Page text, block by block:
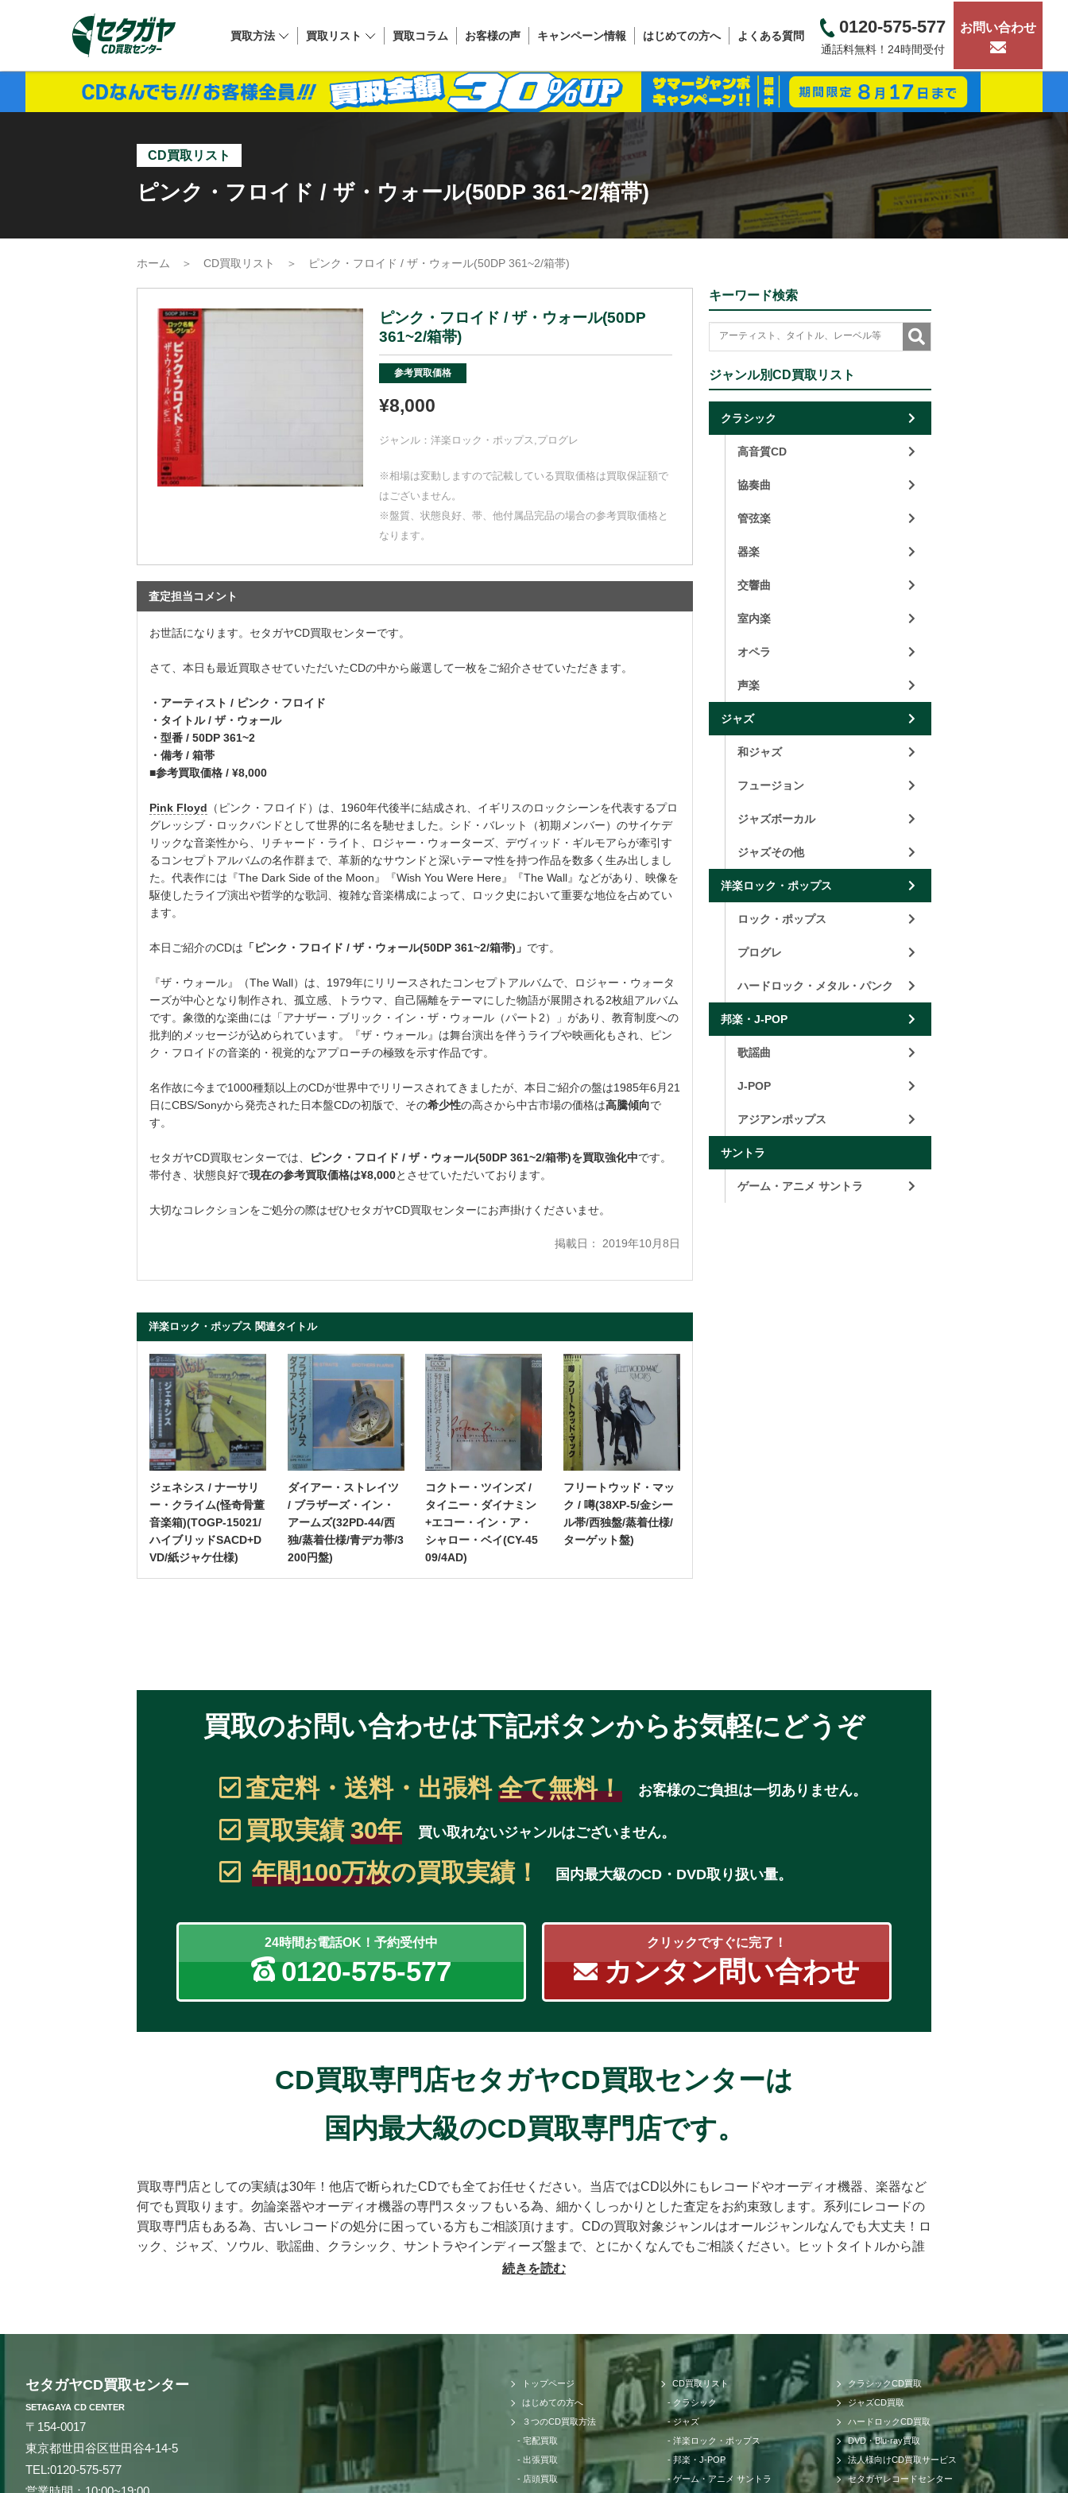
買取方法 買取リスト 買取コラム お客様の声 キャンペーン情報 はじめての方へ よくある質問 0120-575-577
通話料無料！24時間受付
お問い合わせ
CD買取リスト
ピンク・フロイド / ザ・ウォール(50DP 361~2/箱帯)
ホーム ＞ CD買取リスト ＞ ピンク・フロイド / ザ・ウォール(50DP 361~2/箱帯)
ピンク・フロイド / ザ・ウォール(50DP
361~2/箱帯)
参考買取価格
¥8,000
ジャンル：洋楽ロック・ポップス ,プログレ
※相場は変動しますので記載している買取価格は買取保証額で
はございません。
※盤質、状態良好、帯、他付属品完品の場合の参考買取価格と
なります。
査定担当コメント
お世話になります。セタガヤCD買取センターです。
さて、本日も最近買取させていただいたCDの中から厳選して一枚をご紹介させていただきます。
・アーティスト / ピンク・フロイド
・タイトル / ザ・ウォール
・型番 / 50DP 361~2
・備考 / 箱帯
■参考買取価格 / ¥8,000
Pink Floyd （ピンク・フロイド）は、1960年代後半に結成され、イギリスのロックシーンを代表するプロ
グレッシブ・ロックバンドとして世界的に名を馳せました。シド・バレット（初期メンバー）のサイケデ
リックな音楽性から、リチャード・ライト、ロジャー・ウォーターズ、デヴィッド・ギルモアらが牽引す
るコンセプトアルバムの名作群まで、革新的なサウンドと深いテーマ性を持つ作品を数多く生み出しまし
た。代表作には『The Dark Side of the Moon』『Wish You Were Here』『The Wall』などがあり、映像を
駆使したライブ演出や哲学的な歌詞、複雑な音楽構成によって、ロック史において重要な地位を占めてい
ます。
本日ご紹介のCDは 「ピンク・フロイド / ザ・ウォール(50DP 361~2/箱帯)」 です。
『ザ・ウォール』（The Wall）は、1979年にリリースされたコンセプトアルバムで、ロジャー・ウォータ
ーズが中心となり制作され、孤立感、トラウマ、自己隔離をテーマにした物語が展開される2枚組アルバム
です。象徴的な楽曲には「アナザー・ブリック・イン・ザ・ウォール（パート2）」があり、教育制度への
批判的メッセージが込められています。『ザ・ウォール』は舞台演出を伴うライブや映画化もされ、ピン
ク・フロイドの音楽的・視覚的なアプローチの極致を示す作品です。
名作故に今まで1000種類以上のCDが世界中でリリースされてきましたが、本日ご紹介の盤は1985年6月21
日にCBS/Sonyから発売された日本盤CDの初版で、その希少性の高さから中古市場の価格は高騰傾向で
す。
セタガヤCD買取センターでは、 ピンク・フロイド / ザ・ウォール(50DP 361~2/箱帯)を買取強化中です。
帯付き、状態良好で現在の参考買取価格は¥8,000とさせていただいております。
大切なコレクションをご処分の際はぜひセタガヤCD買取センターにお声掛けくださいませ。
掲載日： 2019年10月8日
洋楽ロック・ポップス 関連タイトル
ジェネシス / ナーサリ
ー・クライム(怪奇骨董
音楽箱)(TOGP-15021/
ハイブリッドSACD+D
VD/紙ジャケ仕様)
ダイアー・ストレイツ
/ ブラザーズ・イン・
アームズ(32PD-44/西
独/蒸着仕様/青デカ帯/3
200円盤)
コクトー・ツインズ /
タイニー・ダイナミン
+エコー・イン・ア・
シャロー・ベイ(CY-45
09/4AD)
フリートウッド・マッ
ク / 噂(38XP-5/金シー
ル帯/西独盤/蒸着仕様/
ターゲット盤)
キーワード検索
ジャンル別CD買取リスト
クラシック
高音質CD
協奏曲
管弦楽
器楽
交響曲
室内楽
オペラ
声楽
ジャズ
和ジャズ
フュージョン
ジャズボーカル
ジャズその他
洋楽ロック・ポップス
ロック・ポップス
プログレ
ハードロック・メタル・パンク
邦楽・J-POP
歌謡曲
J-POP
アジアンポップス
サントラ
ゲーム・アニメ サントラ
買取のお問い合わせは下記ボタンからお気軽にどうぞ
査定料・送料・出張料 全て無料！ お客様のご負担は一切ありません。
買取実績 30年 買い取れないジャンルはございません。
年間100万枚の買取実績！ 国内最大級のCD・DVD取り扱い量。
24時間お電話OK！予約受付中
0120-575-577
クリックですぐに完了！
カンタン問い合わせ
CD買取専門店セタガヤCD買取センターは
国内最大級のCD買取専門店です。
買取専門店としての実績は30年！他店で断られたCDでも全てお任せください。当店ではCD以外にもレコードやオーディオ機器、楽器など
何でも買取ります。勿論楽器やオーディオ機器の専門スタッフもいる為、細かくしっかりとした査定をお約束致します。系列にレコードの
買取専門店もある為、古いレコードの処分に困っている方もご相談頂けます。CDの買取対象ジャンルはオールジャンルなんでも大丈夫！ロ
ック、ジャズ、ソウル、歌謡曲、クラシック、サントラやインディーズ盤まで、とにかくなんでもご相談ください。ヒットタイトルから誰
も知らないマイナータイトルまで何でもお売りください。プレミアCDをどこよりも高く、ギリギリまで高額買取させて頂けるのはセタガヤ
相場は日々変動しています。それは国内だけではなく世界基準の価格相場でも同じです。当店では国内のネットワークだけでなく、アメリ
カやカナダ、イギリスなどの海外ネットワークも強く、日本では人気のないCDでも高く買取ることが可能です。業界トップの高価買取を実
現することができます。例えばクラシックのCDでも高音質盤か通常盤で全く値段が変わってきたり、ロックやポップス系CDで帯の形状や
製造年によって何十倍にも値段が変わる場合もあります。またそのパターンごとに海外相場の方が高いなど販売に関する最適ルートも様々
です。他店より1円でも高く買い取らせて頂く為に当店では日々最高価格でのお取引を続けております。CDを処分したい・売りたい・現金
化したいなど、お客様の様々なニーズに応えられるように、CD買取専門店セタガヤCD買取センターでは郵送買取、出張買取、店頭買取の
3つの買取方法をご用意しております。全ての買取方法において手数料を完全無料に設定しております。出張費、査定料、送料、振込手数
料など全て無料で買取にお客様のご負担は一切ございません。枚数やご内容に応じた全国出張や即日対応、即日払いも可能です。急にお金
続きを読む
セタガヤCD買取センター
SETAGAYA CD CENTER
〒154-0017
東京都世田谷区世田谷4-14-5
TEL:0120-575-577
トップページ
はじめての方へ
３つのCD買取方法
宅配買取
出張買取
店頭買取
CD買取リスト
クラシック
ジャズ
洋楽ロック・ポップス
邦楽・J-POP
ゲーム・アニメ サントラ
クラシックCD買取
ジャズCD買取
ハードロックCD買取
DVD・Blu-ray買取
法人様向けCD買取サービス
セタガヤレコードセンター